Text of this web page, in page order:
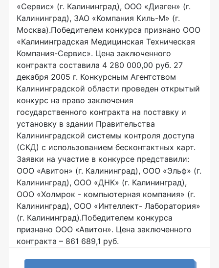
«Сервис» (г. Калининград), ООО «Диаген» (г.
Калининград), ЗАО «Компания Киль-М» (г.
Москва).Победителем конкурса признано ООО
«Калининградская Медицинская Техническая
Компания-Сервис». Цена заключенного
контракта составила 4 280 000,00 руб. 27
декабря 2005 г. Конкурсным Агентством
Калининградской области проведен открытый
конкурс на право заключения
государственного контракта на поставку и
установку в здании Правительства
Калининградской системы контроля доступа
(СКД) с использованием бесконтактных карт.
Заявки на участие в конкурсе представили:
ООО «Авитон» (г. Калининград), ООО «Эльф» (г.
Калининград), ООО «ДНК» (г. Калининград),
ООО «Холмрок - компьютерная компания» (г.
Калининград), ООО «Интеллект- Лаборатория»
(г. Калининград).Победителем конкурса
признано ООО «Авитон». Цена заключенного
контракта – 861 689,1 руб.